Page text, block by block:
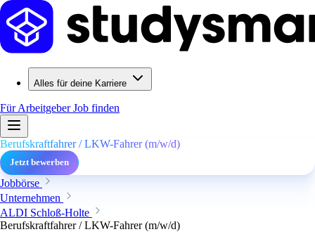
Alles für deine Karriere
Für ArbeitgeberJob finden
Berufskraftfahrer / LKW-Fahrer (m/w/d)
Jetzt bewerben
Jobbörse
Unternehmen
ALDI Schloß-Holte
Berufskraftfahrer / LKW-Fahrer (m/w/d)